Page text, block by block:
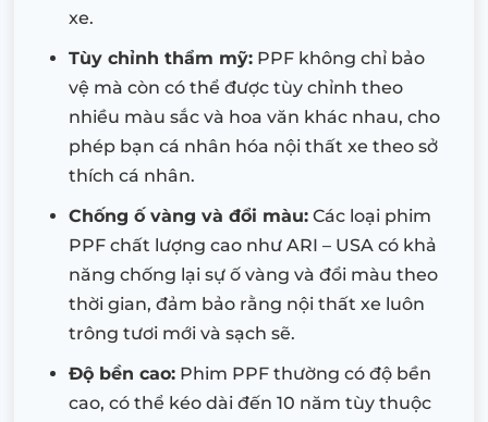
xe.
Tùy chỉnh thẩm mỹ: PPF không chỉ bảo
vệ mà còn có thể được tùy chỉnh theo
nhiều màu sắc và hoa văn khác nhau, cho
phép bạn cá nhân hóa nội thất xe theo sở
thích cá nhân.
Chống ố vàng và đổi màu: Các loại phim
PPF chất lượng cao như ARI – USA có khả
năng chống lại sự ố vàng và đổi màu theo
thời gian, đảm bảo rằng nội thất xe luôn
trông tươi mới và sạch sẽ.
Độ bền cao: Phim PPF thường có độ bền
cao, có thể kéo dài đến 10 năm tùy thuộc